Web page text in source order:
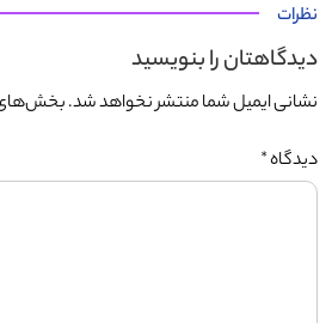
نظرات
دیدگاهتان را بنویسید
نشانی ایمیل شما منتشر نخواهد شد.بخش‌های
دیدگاه*